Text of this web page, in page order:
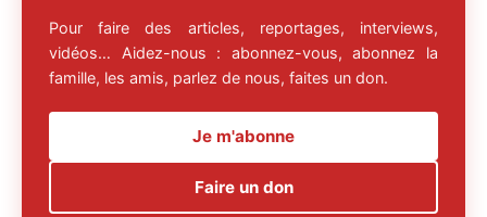
Pour faire des articles, reportages, interviews,
vidéos… Aidez-nous : abonnez-vous, abonnez la
famille, les amis, parlez de nous, faites un don.
Je m'abonne
Faire un don